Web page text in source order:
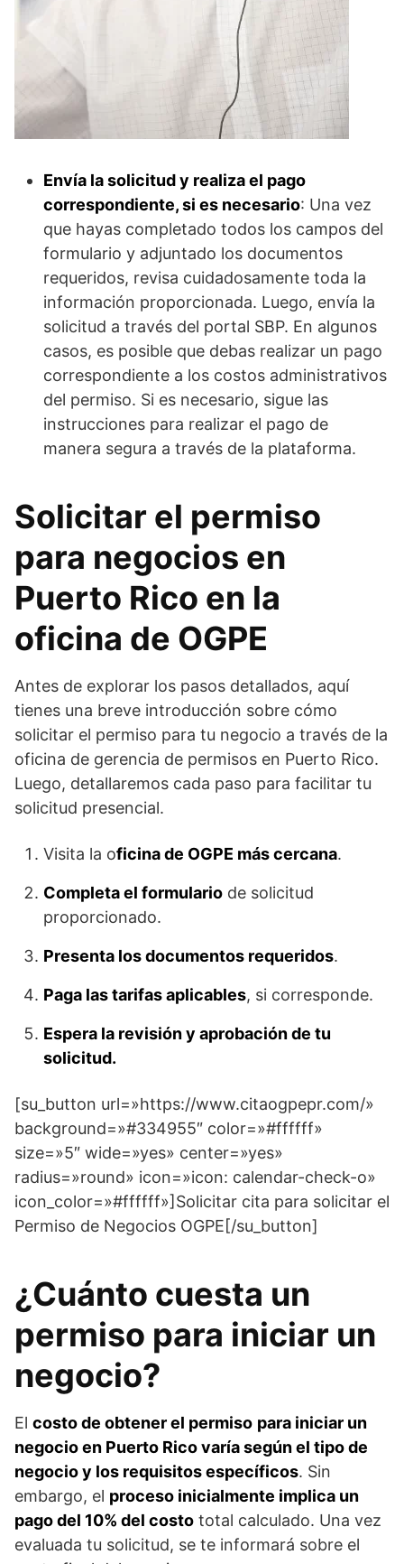
Envía la solicitud y realiza el pago
correspondiente, si es necesario: Una vez
que hayas completado todos los campos del
formulario y adjuntado los documentos
requeridos, revisa cuidadosamente toda la
información proporcionada. Luego, envía la
solicitud a través del portal SBP. En algunos
casos, es posible que debas realizar un pago
correspondiente a los costos administrativos
del permiso. Si es necesario, sigue las
instrucciones para realizar el pago de
manera segura a través de la plataforma.
Solicitar el permiso
para negocios en
Puerto Rico en la
oficina de OGPE
Antes de explorar los pasos detallados, aquí
tienes una breve introducción sobre cómo
solicitar el permiso para tu negocio a través de la
oficina de gerencia de permisos en Puerto Rico.
Luego, detallaremos cada paso para facilitar tu
solicitud presencial.
Visita la oficina de OGPE más cercana.
Completa el formulario de solicitud
proporcionado.
Presenta los documentos requeridos.
Paga las tarifas aplicables, si corresponde.
Espera la revisión y aprobación de tu
solicitud.
[su_button url=»https://www.citaogpepr.com/»
background=»#334955″ color=»#ffffff»
size=»5″ wide=»yes» center=»yes»
radius=»round» icon=»icon: calendar-check-o»
icon_color=»#ffffff»]Solicitar cita para solicitar el
Permiso de Negocios OGPE[/su_button]
¿Cuánto cuesta un
permiso para iniciar un
negocio?
El costo de obtener el permiso para iniciar un
negocio en Puerto Rico varía según el tipo de
negocio y los requisitos específicos. Sin
embargo, el proceso inicialmente implica un
pago del 10% del costo total calculado. Una vez
evaluada tu solicitud, se te informará sobre el